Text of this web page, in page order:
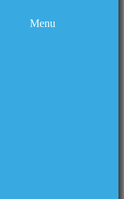
Menu